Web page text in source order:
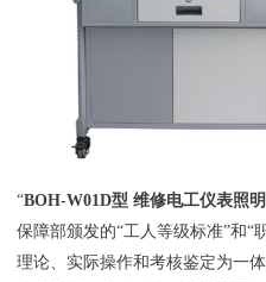
“BOH-W01D型 维修电工仪表照
保障部颁发的“工人等级标准”和“
理论、实际操作和考核鉴定为一